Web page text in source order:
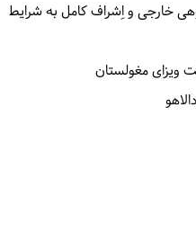
خارجی و اِشراف کامل به شرایط
ویزای مغولستان